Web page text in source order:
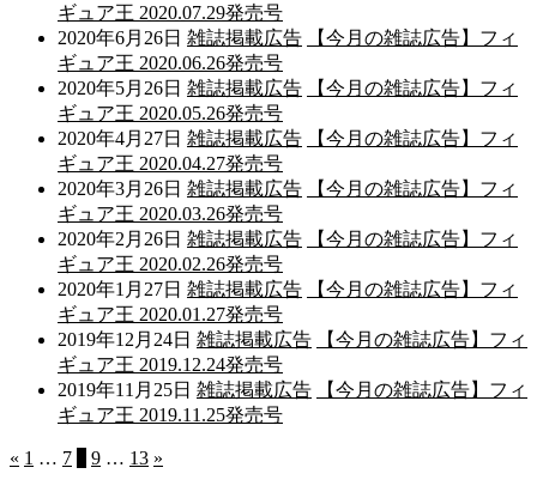
ギュア王 2020.07.29発売号
2020年6月26日 雑誌掲載広告
【今月の雑誌広告】フィ
ギュア王 2020.06.26発売号
2020年5月26日 雑誌掲載広告
【今月の雑誌広告】フィ
ギュア王 2020.05.26発売号
2020年4月27日 雑誌掲載広告
【今月の雑誌広告】フィ
ギュア王 2020.04.27発売号
2020年3月26日 雑誌掲載広告
【今月の雑誌広告】フィ
ギュア王 2020.03.26発売号
2020年2月26日 雑誌掲載広告
【今月の雑誌広告】フィ
ギュア王 2020.02.26発売号
2020年1月27日 雑誌掲載広告
【今月の雑誌広告】フィ
ギュア王 2020.01.27発売号
2019年12月24日 雑誌掲載広告
【今月の雑誌広告】フィ
ギュア王 2019.12.24発売号
2019年11月25日 雑誌掲載広告
【今月の雑誌広告】フィ
ギュア王 2019.11.25発売号
« 1 … 7 9 … 13 »